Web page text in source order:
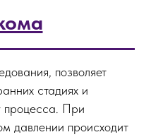
позволяет
стадиях и
процесса. При
давлении происходит